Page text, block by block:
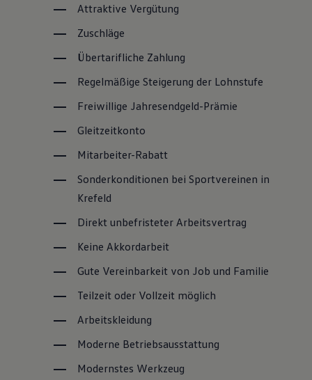
Attraktive Vergütung
Zuschläge
Übertarifliche Zahlung
Regelmäßige Steigerung der Lohnstufe
Freiwillige Jahresendgeld-Prämie
Gleitzeitkonto
Mitarbeiter-Rabatt
Sonderkonditionen bei Sportvereinen in
Krefeld
Direkt unbefristeter Arbeitsvertrag
Keine Akkordarbeit
Gute Vereinbarkeit von Job und Familie
Teilzeit oder Vollzeit möglich
Arbeitskleidung
Moderne Betriebsausstattung
Modernstes Werkzeug